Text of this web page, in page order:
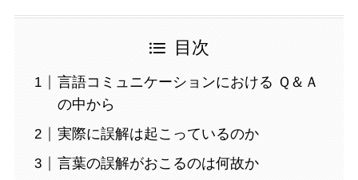
目次
言語コミュニケーションにおける Ｑ＆Ａ
の中から
実際に誤解は起こっているのか
言葉の誤解がおこるのは何故か